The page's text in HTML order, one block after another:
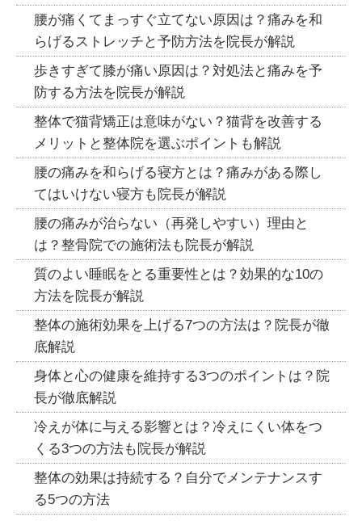
腰が痛くてまっすぐ立てない原因は？痛みを和
らげるストレッチと予防方法を院長が解説
歩きすぎて膝が痛い原因は？対処法と痛みを予
防する方法を院長が解説
整体で猫背矯正は意味がない？猫背を改善する
メリットと整体院を選ぶポイントも解説
腰の痛みを和らげる寝方とは？痛みがある際し
てはいけない寝方も院長が解説
腰の痛みが治らない（再発しやすい）理由と
は？整骨院での施術法も院長が解説
質のよい睡眠をとる重要性とは？効果的な10の
方法を院長が解説
整体の施術効果を上げる7つの方法は？院長が徹
底解説
身体と心の健康を維持する3つのポイントは？院
長が徹底解説
冷えが体に与える影響とは？冷えにくい体をつ
くる3つの方法も院長が解説
整体の効果は持続する？自分でメンテナンスす
る5つの方法